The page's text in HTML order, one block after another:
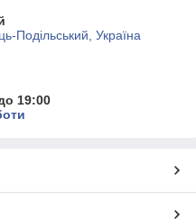
Подільський, Україна
19:00